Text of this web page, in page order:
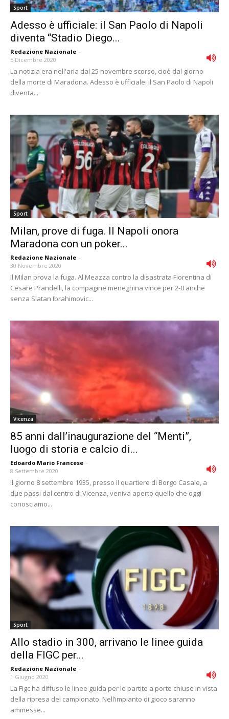
Sport
Adesso è ufficiale: il San Paolo di Napoli
diventa “Stadio Diego...
Redazione Nazionale -
5 Dicembre 2020
La notizia era nell'aria dal 25 novembre scorso, cioè dal giorno
della morte di Maradona. Adesso è ufficiale: il San Paolo di Napoli
diventa...
Sport
Milan, prove di fuga. Il Napoli onora
Maradona con un poker...
Redazione Nazionale -
30 Novembre 2020
Il Milan prova la fuga. Al Meazza contro la disastrata Fiorentina di
Cesare Prandelli, la compagine meneghina vince per 2-0 anche
senza Slatan Ibrahimovic...
Vicenza
85 anni dall’inaugurazione del “Menti”,
luogo di storia e calcio di...
Edoardo Mario Francese -
8 Settembre 2020
Il giorno 8 settembre 1935, presso il quartiere di Borgo Casale, a
due passi dal centro di Vicenza, veniva aperto quello che oggi
conosciamo...
Sport
Allo stadio in 300, arrivano le linee guida
della FIGC per...
Redazione Nazionale -
1 Giugno 2020
La Figc ha diffuso le linee guida per le partite a porte chiuse in vista
della ripresa del campionato. Nell’impianto di gioco saranno
ammesse...